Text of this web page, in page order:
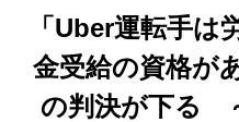
「Uber運転手は
金受給の資格が
の判決が下る